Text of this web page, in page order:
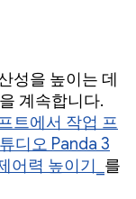
성을 높이는 데
계속합니다.
트에서 작업 프
디오 Panda 3
력 높이기_ 를